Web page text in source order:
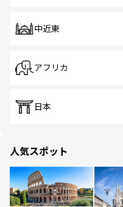
中近東
アフリカ
日本
人気スポット